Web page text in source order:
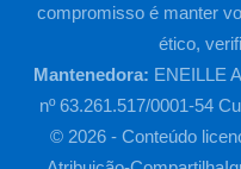
compromisso é manter
ético,
Mantenedora: ENEILLE
nº 63.261.517/0001-54
© 2026 - Conteúdo